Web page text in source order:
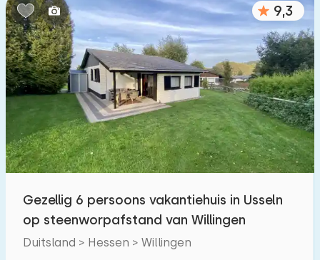
Slaapkamers:
1 2 3 4 5
Badkamers:
1 3 4 5
Afstanden
Tot zee(max. aantal km):
9,3
Gezellig 6 persoons vakantiehuis in Usseln
op steenworpafstand van Willingen
Duitsland > Hessen > Willingen